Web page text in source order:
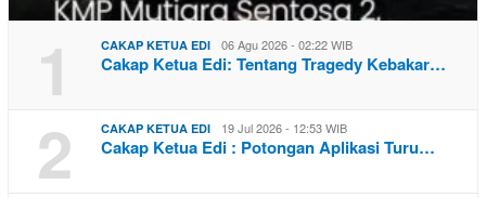
1 CAKAP KETUA EDI 06 Agu 2026 - 02:22 WIB
Cakap Ketua Edi: Tentang Tragedy Kebakar…
2 CAKAP KETUA EDI 19 Jul 2026 - 12:53 WIB
Cakap Ketua Edi : Potongan Aplikasi Turu…